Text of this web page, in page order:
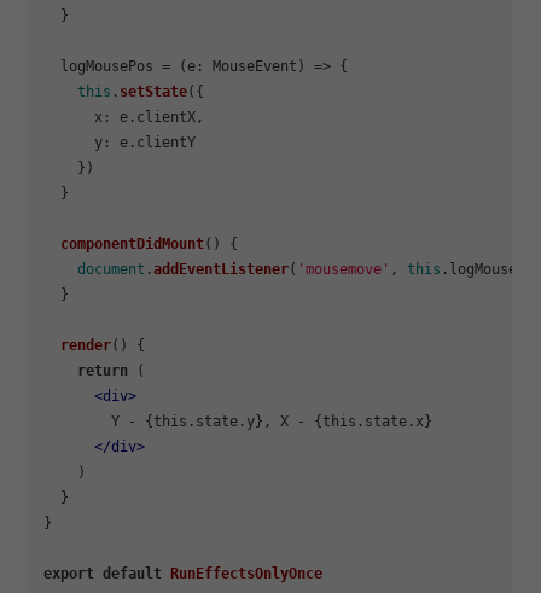
  }
  logMousePos =
( e: MouseEvent ) => {
this . setState({
x : e. clientX ,
y : e. clientY
    })
  }
componentDidMount( ) {
document .addEventListener( 'mousemove' , this . logMousePos
  }
render( ) {
return (
<div>
        Y - {this.state.y}, X - {this.state.x}
</div>
    )
  }
}
export default RunEffectsOnlyOnce